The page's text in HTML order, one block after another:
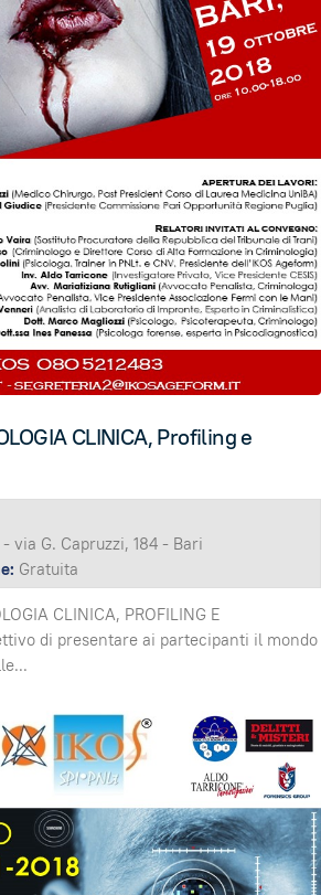
CLINICA, Profiling e
- via G. Capruzzi, 184 - Bari
Gratuita
CLINICA, PROFILING E
di presentare ai partecipanti il mondo
...